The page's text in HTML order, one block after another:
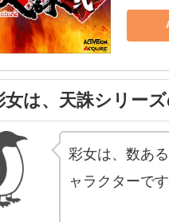
女は、天誅シリー
彩女は、数あ
ャラクターです